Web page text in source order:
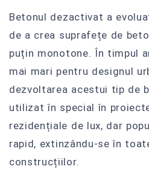
Betonul dezactivat a
de a crea suprafețe de
puțin monotone. În timpul
mai mari pentru designul
dezvoltarea acestui tip de
utilizat în special în
rezidențiale de lux, dar
rapid, extinzându-se în
construcțiilor.